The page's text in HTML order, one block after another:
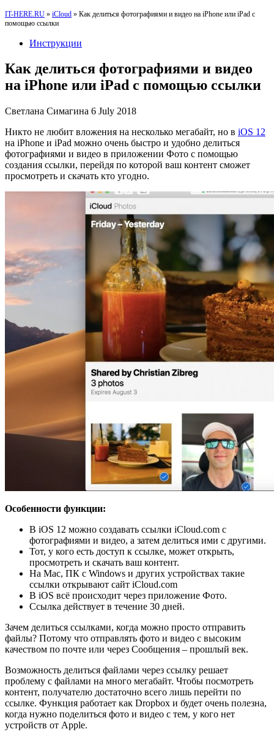
IT-HERE.RU » iCloud » Как делиться фотографиями и видео на iPhone или iPad с
помощью ссылки
Инструкции
Как делиться фотографиями и видео
на iPhone или iPad с помощью ссылки
Светлана Симагина 6 July 2018
Никто не любит вложения на несколько мегабайт, но в iOS 12
на iPhone и iPad можно очень быстро и удобно делиться
фотографиями и видео в приложении Фото с помощью
создания ссылки, перейдя по которой ваш контент сможет
просмотреть и скачать кто угодно.
Особенности функции:
В iOS 12 можно создавать ссылки iCloud.com с
фотографиями и видео, а затем делиться ими с другими.
Тот, у кого есть доступ к ссылке, может открыть,
просмотреть и скачать ваш контент.
На Mac, ПК с Windows и других устройствах такие
ссылки открывают сайт iCloud.com
В iOS всё происходит через приложение Фото.
Ссылка действует в течение 30 дней.
Зачем делиться ссылками, когда можно просто отправить
файлы? Потому что отправлять фото и видео с высоким
качеством по почте или через Сообщения – прошлый век.
Возможность делиться файлами через ссылку решает
проблему с файлами на много мегабайт. Чтобы посмотреть
контент, получателю достаточно всего лишь перейти по
ссылке. Функция работает как Dropbox и будет очень полезна,
когда нужно поделиться фото и видео с тем, у кого нет
устройств от Apple.